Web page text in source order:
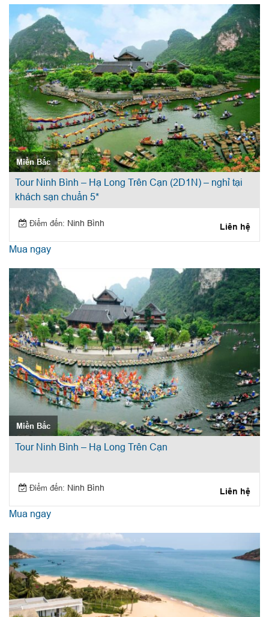
Miền Bắc
Tour Ninh Bình – Hạ Long Trên Cạn (2D1N) – nghỉ tại
khách sạn chuẩn 5*
Điểm đến: Ninh Bình Liên hệ
Mua ngay
Miền Bắc
Tour Ninh Bình – Hạ Long Trên Cạn
Điểm đến: Ninh Bình Liên hệ
Mua ngay